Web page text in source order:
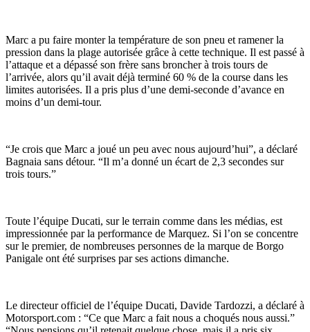
Marc a pu faire monter la température de son pneu et ramener la
pression dans la plage autorisée grâce à cette technique. Il est passé à
l’attaque et a dépassé son frère sans broncher à trois tours de
l’arrivée, alors qu’il avait déjà terminé 60 % de la course dans les
limites autorisées. Il a pris plus d’une demi-seconde d’avance en
moins d’un demi-tour.
“Je crois que Marc a joué un peu avec nous aujourd’hui”, a déclaré
Bagnaia sans détour. “Il m’a donné un écart de 2,3 secondes sur
trois tours.”
Toute l’équipe Ducati, sur le terrain comme dans les médias, est
impressionnée par la performance de Marquez. Si l’on se concentre
sur le premier, de nombreuses personnes de la marque de Borgo
Panigale ont été surprises par ses actions dimanche.
Le directeur officiel de l’équipe Ducati, Davide Tardozzi, a déclaré à
Motorsport.com : “Ce que Marc a fait nous a choqués nous aussi.”